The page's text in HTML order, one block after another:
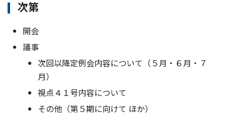
次第
開会
議事
次回以降定例会内容について（５月・６月・７
月）
視点４１号内容について
その他（第５期に向けて ほか）